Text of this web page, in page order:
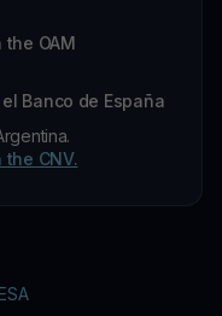
the OAM
Banco de España
the CNV.